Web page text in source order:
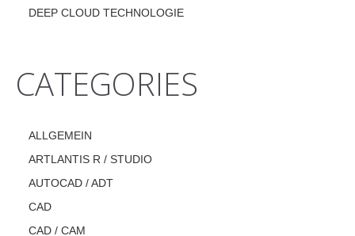
DEEP CLOUD TECHNOLOGIE
CATEGORIES
ALLGEMEIN
ARTLANTIS R / STUDIO
AUTOCAD / ADT
CAD
CAD / CAM